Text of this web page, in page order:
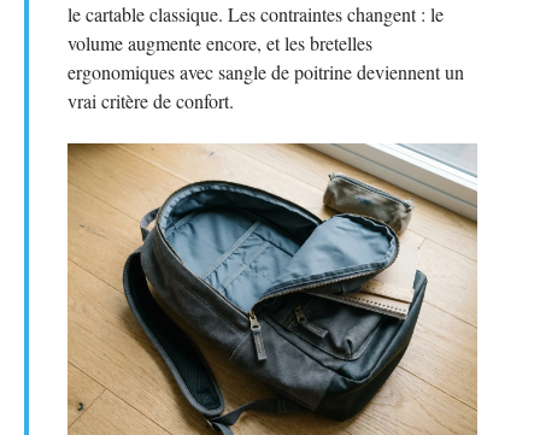
le cartable classique. Les contraintes changent : le
volume augmente encore, et les bretelles
ergonomiques avec sangle de poitrine deviennent un
vrai critère de confort.